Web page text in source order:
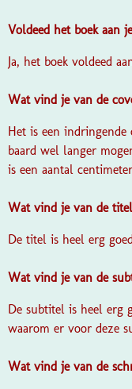
Voldeed het boek aan
Ja, het boek voldeed
Wat vind je van de
Het is een indringende
baard wel langer
is een aantal
Wat vind je van de
De titel is heel erg
Wat vind je van de
De subtitel is heel erg
waarom er voor deze
Wat vind je van de